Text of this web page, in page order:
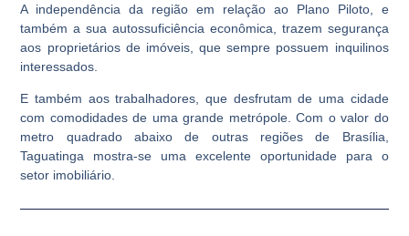
A independência da região em relação ao Plano Piloto, e
também a sua autossuficiência econômica, trazem segurança
aos proprietários de imóveis, que sempre possuem inquilinos
interessados.
E também aos trabalhadores, que desfrutam de uma cidade
com comodidades de uma grande metrópole. Com o valor do
metro quadrado abaixo de outras regiões de Brasília,
Taguatinga mostra-se uma excelente oportunidade para o
setor imobiliário.